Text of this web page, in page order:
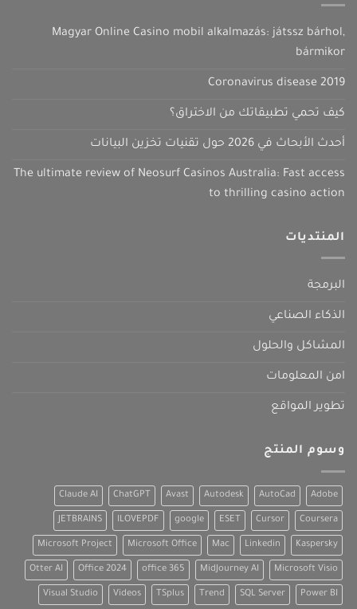
Magyar Online Casino mobil alkalmazás: játssz bárhol,
bármikor
Coronavirus disease 2019
كيف تحمي تطبيقاتك من الاختراق؟
أحدث الأبحاث في 2026 حول تقنيات تخزين البيانات
The ultimate review of Neosurf Casinos Australia: Fast access
to thrilling casino action
المنتديات
البرمجة
الذكاء الصناعي
المشاكل والحلول
امن المعلومات
تطوير المواقع
وسوم المنتج
Adobe
AutoCad
Autodesk
Avast
ChatGPT
Claude AI
Coursera
Cursor
ESET
google
ILOVEPDF
JETBRAINS
Kaspersky
Linkedin
Mac
Microsoft Office
Microsoft Project
Microsoft Visio
MidJourney AI
office 365
Office 2024
Otter AI
Power BI
SQL Server
Trend
TSplus
Videos
Visual Studio